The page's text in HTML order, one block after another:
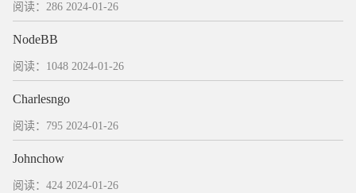
阅读：286 2024-01-26
NodeBB
阅读：1048 2024-01-26
Charlesngo
阅读：795 2024-01-26
Johnchow
阅读：424 2024-01-26